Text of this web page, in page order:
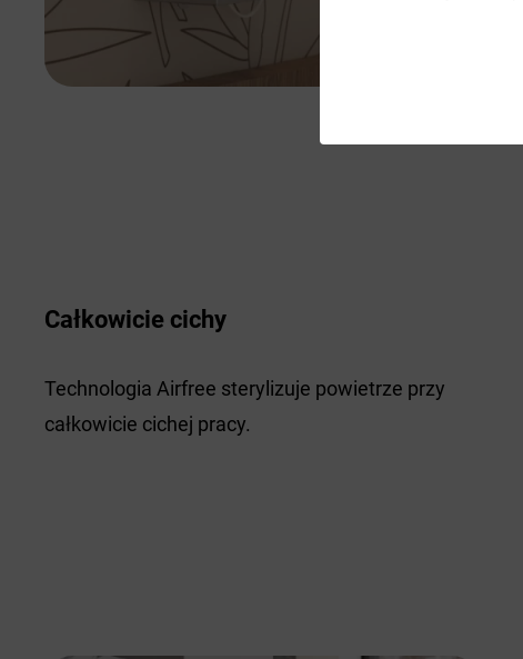
Całkowicie cichy
Technologia Airfree sterylizuje powietrze przy
całkowicie cichej pracy.